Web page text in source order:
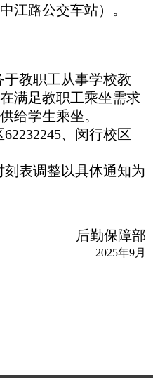
江路公交车站）。
教职工从事学校教
满足教职工乘坐需求
给学生乘坐。
、闵行校区
表调整以具体通知为
后勤保障部
2025年9月